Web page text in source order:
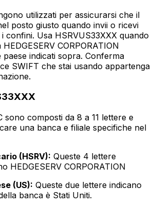
utilizzati per assicurarsi che il
posto giusto quando invii o ricevi
confini. Usa HSRVUS33XXX quando
CORPORATION
indicati sopra. Conferma
SWIFT che stai usando appartenga
sono composti da 8 a 11 lettere e
una banca e filiale specifiche nel
(HSRV): Queste 4 lettere
HEDGESERV CORPORATION
(US): Queste due lettere indicano
banca è Stati Uniti.